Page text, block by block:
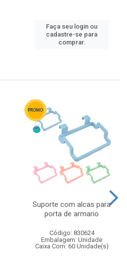
Faça seu login ou
cadastre-se para
comprar.
Suporte com alcas para
porta de armario
Código: 830624
Embalagem: Unidade
Caixa Com: 60 Unidade(s)